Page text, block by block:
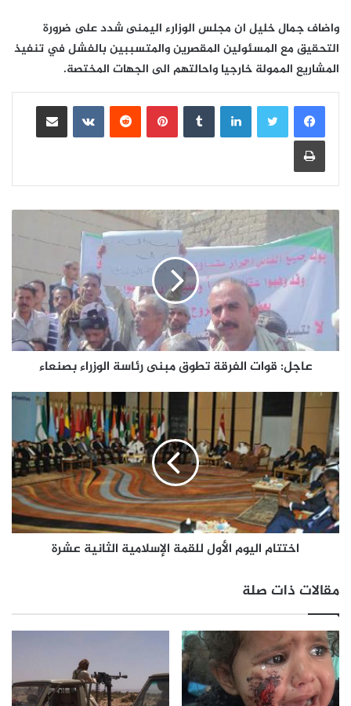
واضاف جمال خليل ان مجلس الوزارء اليمنى شدد على ضرورة
التحقيق مع المسئولين المقصرين والمتسببين بالفشل في تنفيذ
المشاريع الممولة خارجيا واحالتهم الى الجهات المختصة.
لينكدإن بينتيريست
مشاركة عبر البريد
طباعة
عاجل: قوات الفرقة تطوق مبنى رئاسة الوزراء بصنعاء
اختتام اليوم الأول للقمة الإسلامية الثانية عشرة
مقالات ذات صلة